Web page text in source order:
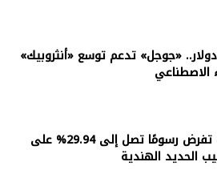
دولار.. «جوجل» تدعم توسع «أنثروبيك»
الاصطناعي
السعودية تفرض رسومًا تصل إلى 29.94% على
الحديد الهندية